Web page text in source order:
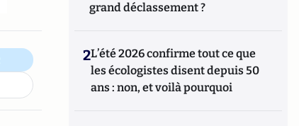
grand déclassement ?
2L’été 2026 confirme tout ce que
les écologistes disent depuis 50
ans : non, et voilà pourquoi